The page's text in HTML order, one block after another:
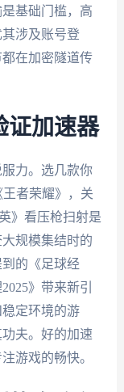
基础门槛，高
涉及账号登
在加密隧道传
证加速器
力。选几款你
者荣耀》，关
》看压枪扫射是
规模集结时的
的《足球经
》带来新引
定环境的游
夫。好的加速
游戏的畅快。